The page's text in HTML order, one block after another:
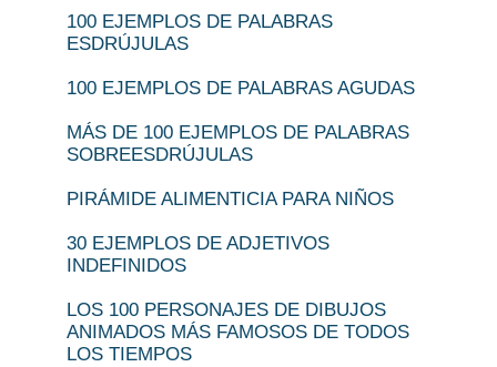
100 EJEMPLOS DE PALABRAS
ESDRÚJULAS
100 EJEMPLOS DE PALABRAS AGUDAS
MÁS DE 100 EJEMPLOS DE PALABRAS
SOBREESDRÚJULAS
PIRÁMIDE ALIMENTICIA PARA NIÑOS
30 EJEMPLOS DE ADJETIVOS
INDEFINIDOS
LOS 100 PERSONAJES DE DIBUJOS
ANIMADOS MÁS FAMOSOS DE TODOS
LOS TIEMPOS